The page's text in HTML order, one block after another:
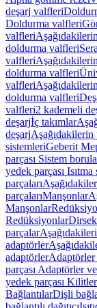
deşarj valfleri
Doldurma valfleri
valfleri
doldurma valfleri
valfleri
doldurma valfleri
valfleri
doldurma valfleri
valfleri2 kademeli
deşarjİç takımlar
deşarjAşağıdakilerin
sistemleriGeberit
parçası Sistem
yedek parçası
parçaları
parçalarıManşonlar
Manşonlar
Redüksiyonlar
parçalar
adaptörler
adaptörlerAdaptörler
parçası Adaptörler
yedek parçası Kilitler
BağlantılarDişli